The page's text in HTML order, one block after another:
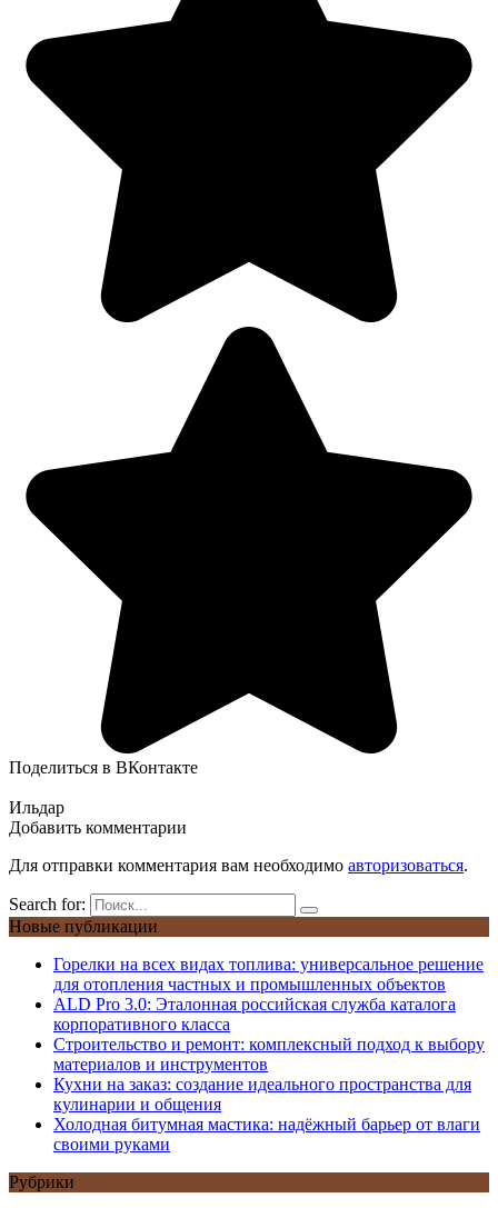
Поделиться в ВКонтакте
Ильдар
Добавить комментарии
Для отправки комментария вам необходимо авторизоваться.
Search for:
Новые публикации
Горелки на всех видах топлива: универсальное решение
для отопления частных и промышленных объектов
ALD Pro 3.0: Эталонная российская служба каталога
корпоративного класса
Строительство и ремонт: комплексный подход к выбору
материалов и инструментов
Кухни на заказ: создание идеального пространства для
кулинарии и общения
Холодная битумная мастика: надёжный барьер от влаги
своими руками
Рубрики